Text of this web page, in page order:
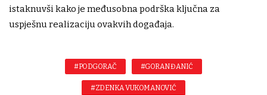
istaknuvši kako je međusobna podrška ključna za
uspješnu realizaciju ovakvih događaja.
#PODGORAČ #GORAN ĐANIĆ
#ZDENKA VUKOMANOVIĆ